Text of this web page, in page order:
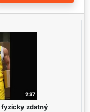
fyzicky zdatný